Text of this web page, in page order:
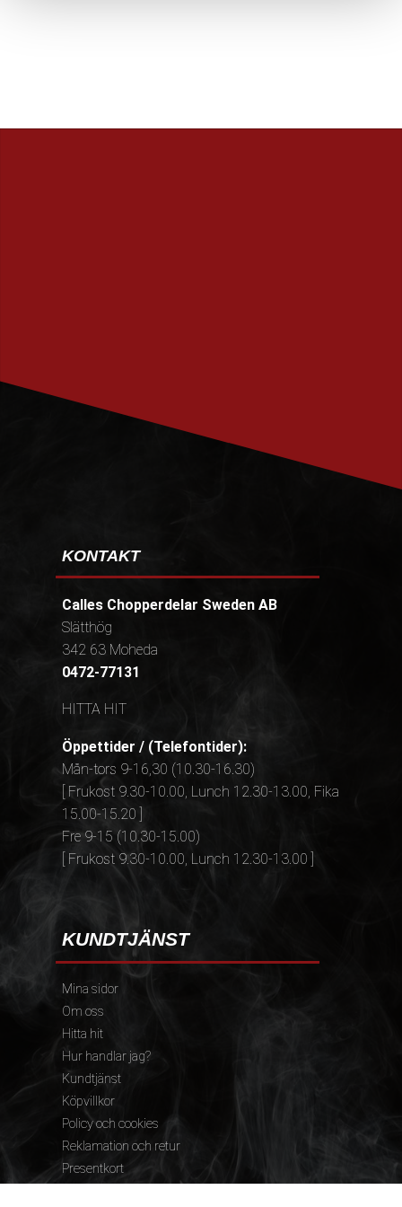
KONTAKT
Calles Chopperdelar Sweden AB
Slätthög
342 63 Moheda
0472-77131
HITTA HIT
Öppettider / (Telefontider):
Mån-tors 9-16,30 (10.30-16.30)
[ Frukost 9.30-10.00, Lunch 12.30-13.00, Fika
15.00-15.20 ]
Fre 9-15 (10.30-15.00)
[ Frukost 9.30-10.00, Lunch 12.30-13.00 ]
KUNDTJÄNST
Mina sidor
Om oss
Hitta hit
Hur handlar jag?
Kundtjänst
Köpvillkor
Policy och cookies
Reklamation och retur
Presentkort